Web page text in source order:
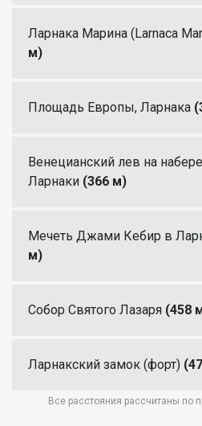
Ларнака Марина (Larnaca
м)
Площадь Европы, Ларнака
Венецианский лев на
Ларнаки (366 м)
Мечеть Джами Кебир в
м)
Собор Святого Лазаря (458
Ларнакский замок (форт)
Все расстояния рассчитаны по